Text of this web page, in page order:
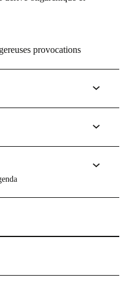
provocations